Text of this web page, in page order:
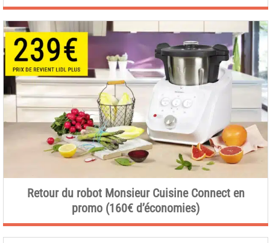
Retour du robot Monsieur Cuisine Connect en
promo (160€ d’économies)